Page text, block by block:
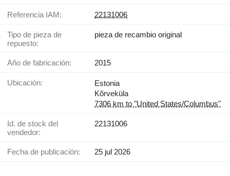
Referencia IAM: 22131006
Tipo de pieza de
repuesto:
pieza de recambio original
Año de fabricación: 2015
Ubicación:
Estonia
Kõrveküla
7306 km to "United States/Columbus"
Id. de stock del
vendedor:
22131006
Fecha de publicación: 25 jul 2026